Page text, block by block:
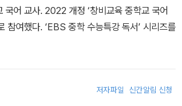
국어 교사. 2022 개정 ‘창비교육 중학교 국어
참여했다. ‘EBS 중학 수능특강 독서’ 시리즈를
저자파일 신간알림 신청